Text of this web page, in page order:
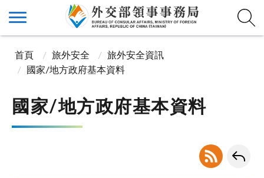
首頁 旅外安全
旅外安全資訊
國家/地方政府基本資料
國家/地方政府基本資料